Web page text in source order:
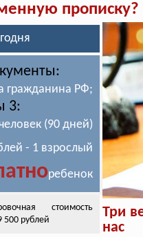
прописку?
гражданина РФ;
3:
(90 дней)
- 1 взрослый
ребенок
стоимость
500 рублей
Три
нас